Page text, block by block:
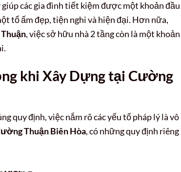
các gia đình tiết kiệm được một khoản đầu
tổ ấm đẹp, tiện nghi và hiện đại. Hơn nữa,
, việc sở hữu nhà 2 tầng còn là một khoản
khi Xây Dựng tại Cường
quy định, việc nắm rõ các yếu tố pháp lý là vô
Thuận Biên Hòa, có những quy định riêng